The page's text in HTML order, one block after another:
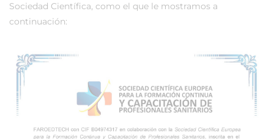
Sociedad Científica, como el que le mostramos a
continuación: